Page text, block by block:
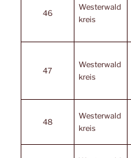
46
Westerwald
kreis
47
Westerwald
kreis
48
Westerwald
kreis